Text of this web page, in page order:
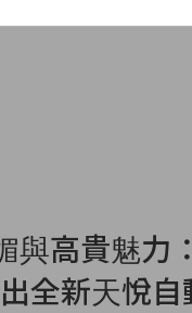
與高貴魅力
全新天悅